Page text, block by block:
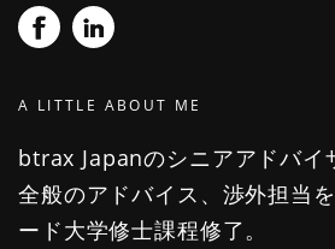
A LITTLE ABOUT ME
btrax Japanのシニアアドバイ
全般のアドバイス、渉外担当
ード大学修士課程修了。